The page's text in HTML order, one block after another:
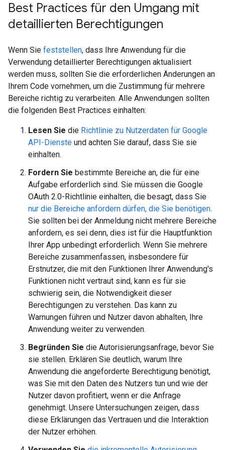
Best Practices für den Umgang mit
detaillierten Berechtigungen
Wenn Sie feststellen, dass Ihre Anwendung für die
Verwendung detaillierter Berechtigungen aktualisiert
werden muss, sollten Sie die erforderlichen Änderungen an
Ihrem Code vornehmen, um die Zustimmung für mehrere
Bereiche richtig zu verarbeiten. Alle Anwendungen sollten
die folgenden Best Practices einhalten:
Lesen Sie die Richtlinie zu Nutzerdaten für Google
API-Dienste und achten Sie darauf, dass Sie sie
einhalten.
Fordern Sie bestimmte Bereiche an, die für eine
Aufgabe erforderlich sind. Sie müssen die Google
OAuth 2.0-Richtlinie einhalten, die besagt, dass Sie
nur die Bereiche anfordern dürfen, die Sie benötigen.
Sie sollten bei der Anmeldung nicht mehrere Bereiche
anfordern, es sei denn, dies ist für die Hauptfunktion
Ihrer App unbedingt erforderlich. Wenn Sie mehrere
Bereiche zusammenfassen, insbesondere für
Erstnutzer, die mit den Funktionen Ihrer Anwendung's
Funktionen nicht vertraut sind, kann es für sie
schwierig sein, die Notwendigkeit dieser
Berechtigungen zu verstehen. Das kann zu
Warnungen führen und Nutzer davon abhalten, Ihre
Anwendung weiter zu verwenden.
Begründen Sie die Autorisierungsanfrage, bevor Sie
sie stellen. Erklären Sie deutlich, warum Ihre
Anwendung die angeforderte Berechtigung benötigt,
was Sie mit den Daten des Nutzers tun und wie der
Nutzer davon profitiert, wenn er die Anfrage
genehmigt. Unsere Untersuchungen zeigen, dass
diese Erklärungen das Vertrauen und die Interaktion
der Nutzer erhöhen.